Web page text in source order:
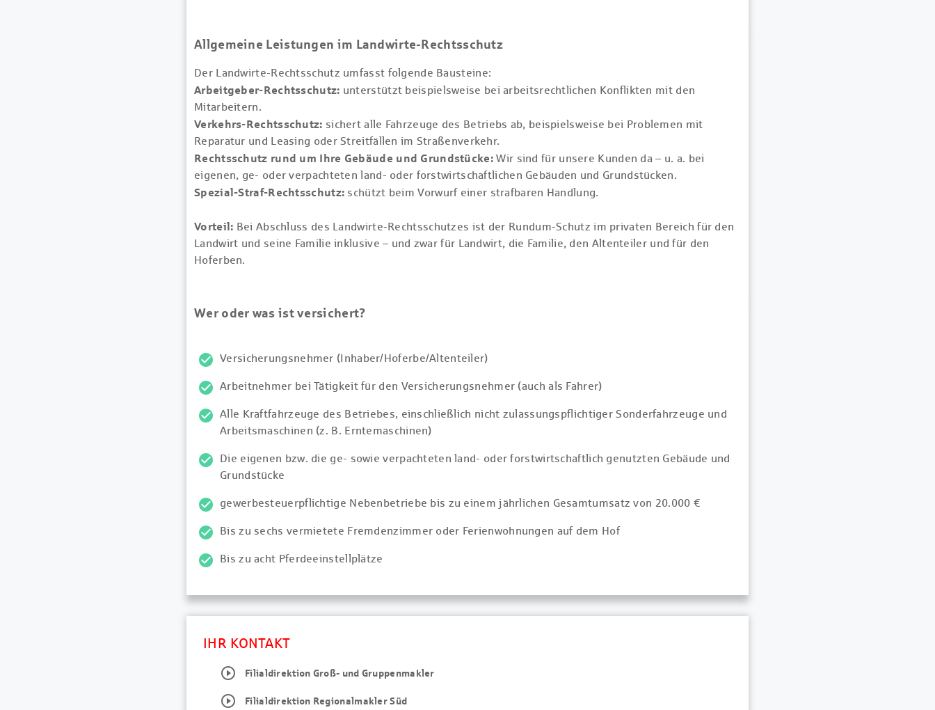
Allgemeine Leistungen im Landwirte-Rechtsschutz
Der Landwirte-Rechtsschutz umfasst folgende Bausteine:
Arbeitgeber-Rechtsschutz: unterstützt beispielsweise bei arbeitsrechtlichen Konflikten mit den
Mitarbeitern.
Verkehrs-Rechtsschutz: sichert alle Fahrzeuge des Betriebs ab, beispielsweise bei Problemen mit
Reparatur und Leasing oder Streitfällen im Straßenverkehr.
Rechtsschutz rund um Ihre Gebäude und Grundstücke: Wir sind für unsere Kunden da – u. a. bei
eigenen, ge- oder verpachteten land- oder forstwirtschaftlichen Gebäuden und Grundstücken.
Spezial-Straf-Rechtsschutz: schützt beim Vorwurf einer strafbaren Handlung.
Vorteil: Bei Abschluss des Landwirte-Rechtsschutzes ist der Rundum-Schutz im privaten Bereich für den
Landwirt und seine Familie inklusive – und zwar für Landwirt, die Familie, den Altenteiler und für den
Hoferben.
Wer oder was ist versichert?
Versicherungsnehmer (Inhaber/Hoferbe/Altenteiler)
Arbeitnehmer bei Tätigkeit für den Versicherungsnehmer (auch als Fahrer)
Alle Kraftfahrzeuge des Betriebes, einschließlich nicht zulassungspflichtiger Sonderfahrzeuge und
Arbeitsmaschinen (z. B. Erntemaschinen)
Die eigenen bzw. die ge- sowie verpachteten land- oder forstwirtschaftlich genutzten Gebäude und
Grundstücke
gewerbesteuerpflichtige Nebenbetriebe bis zu einem jährlichen Gesamtumsatz von 20.000 €
Bis zu sechs vermietete Fremdenzimmer oder Ferienwohnungen auf dem Hof
Bis zu acht Pferdeeinstellplätze
IHR KONTAKT
play_circle_outline
Filialdirektion Groß- und Gruppenmakler
play_circle_outline Filialdirektion Regionalmakler Süd